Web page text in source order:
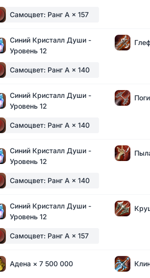
Самоцвет: Ранг A × 157
Синий Кристалл Души -
Уровень 12
Самоцвет: Ранг A × 140
Синий Кристалл Души -
Уровень 12
Самоцвет: Ранг A × 140
Синий Кристалл Души -
Уровень 12
Самоцвет: Ранг A × 140
Синий Кристалл Души -
Уровень 12
Самоцвет: Ранг A × 157
Адена × 7 500 000